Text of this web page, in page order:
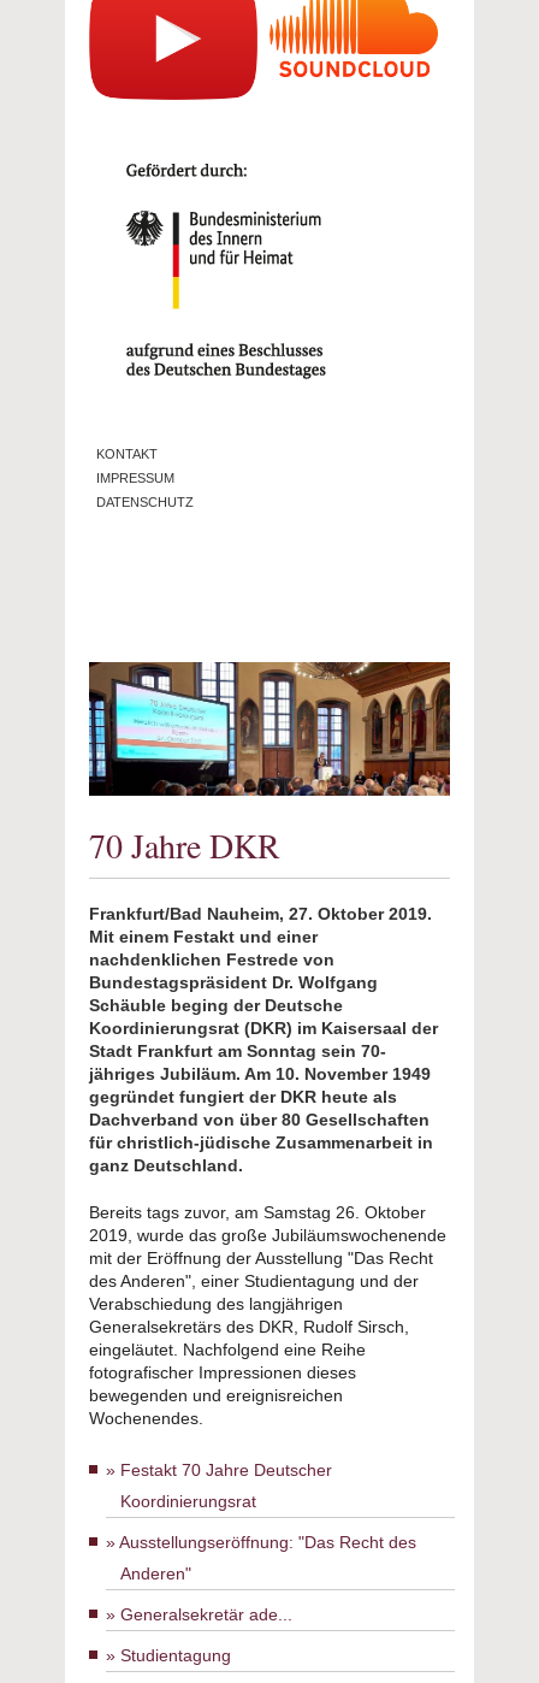
KONTAKT
IMPRESSUM
DATENSCHUTZ
70 Jahre DKR
Frankfurt/Bad Nauheim, 27. Oktober 2019.
Mit einem Festakt und einer
nachdenklichen Festrede von
Bundestagspräsident Dr. Wolfgang
Schäuble beging der Deutsche
Koordinierungsrat (DKR) im Kaisersaal der
Stadt Frankfurt am Sonntag sein 70-
jähriges Jubiläum. Am 10. November 1949
gegründet fungiert der DKR heute als
Dachverband von über 80 Gesellschaften
für christlich-jüdische Zusammenarbeit in
ganz Deutschland.
Bereits tags zuvor, am Samstag 26. Oktober
2019, wurde das große Jubiläumswochenende
mit der Eröffnung der Ausstellung "Das Recht
des Anderen", einer Studientagung und der
Verabschiedung des langjährigen
Generalsekretärs des DKR, Rudolf Sirsch,
eingeläutet. Nachfolgend eine Reihe
fotografischer Impressionen dieses
bewegenden und ereignisreichen
Wochenendes.
Festakt 70 Jahre Deutscher
Koordinierungsrat
Ausstellungseröffnung: "Das Recht des
Anderen"
Generalsekretär ade...
Studientagung